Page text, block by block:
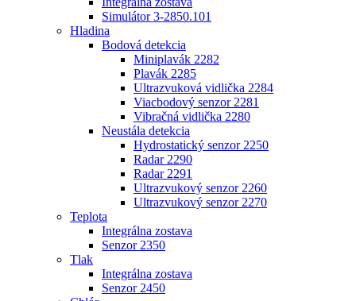
Simulátor 3-2850.101
Hladina
Bodová detekcia
Miniplavák 2282
Plavák 2285
Ultrazvuková vidlička 2284
Viacbodový senzor 2281
Vibračná vidlička 2280
Neustála detekcia
Hydrostatický senzor 2250
Radar 2290
Radar 2291
Ultrazvukový senzor 2260
Ultrazvukový senzor 2270
Teplota
Integrálna zostava
Senzor 2350
Tlak
Integrálna zostava
Senzor 2450